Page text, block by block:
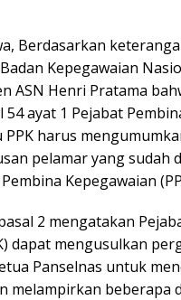
Berdasarkan
Kepegawaian
ASN Henri Pratama
ayat 1 Pejabat
PPK harus
pelamar yang sudah
Kepegawaian
2 mengatakan
dapat mengusulkan
Panselnas untuk
melampirkan beberapa